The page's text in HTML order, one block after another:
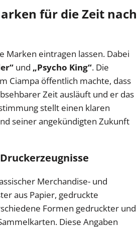
für die Zeit nach
Marken eintragen lassen. Dabei
und „Psycho King“. Die
Ciampa öffentlich machte, dass
Zeit ausläuft und er das
stellt einen klaren
seiner angekündigten Zukunft
Merchandise- und
aus Papier, gedruckte
Formen gedruckter und
Diese Angaben